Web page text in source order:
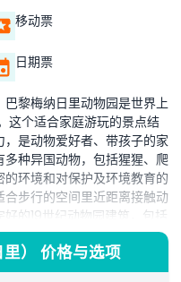
移动票
日期票
黎梅纳日里动物园是世界上
这个适合家庭游玩的景点结
是动物爱好者、带孩子的家
种异国动物，包括猩猩、爬
环境和对保护及环境教育的
步行的空间里近距离接触动
的19世纪动物园建筑，包括
鸟舍，这些建筑为您的参观增
理员”活动，动物管理员会分
精彩见解。巴黎植物园的梅纳
） 价格与选项